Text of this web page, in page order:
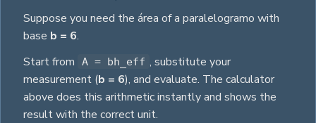
Suppose you need the área of a paralelogramo with
base b = 6.
Start from
A = bh_eff , substitute your
measurement (b = 6), and evaluate. The calculator
above does this arithmetic instantly and shows the
result with the correct unit.